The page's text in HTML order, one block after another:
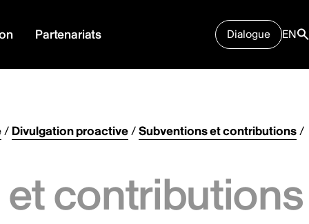
Partenariats Dialogue EN
/ Divulgation proactive/Subventions et contributions/
contributions